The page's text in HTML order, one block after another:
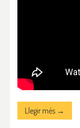
Llegir més →